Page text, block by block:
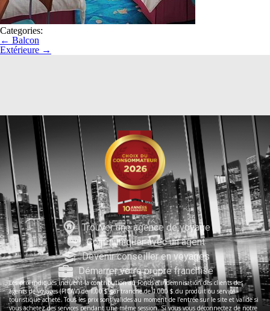
Categories:
← Balcon
Extérieure →
Trouver une agence de voyage
Communiquer avec un agent
Devenir conseiller en voyages
Démarrer votre propre franchise
Les prix indiqués incluent la contribution au Fonds d’indemnisation des clients des
agents de voyages (FICAV) de 1,00 $ par tranche de 1 000 $ du produit ou service
touristique acheté. Tous les prix sont valides au moment de l’entrée sur le site et valide si
vous achetez des services pendant une même session. Si vous vous déconnectez de notre